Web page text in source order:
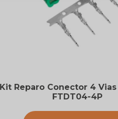
Kit Reparo Conector 4
FTDT04-4P